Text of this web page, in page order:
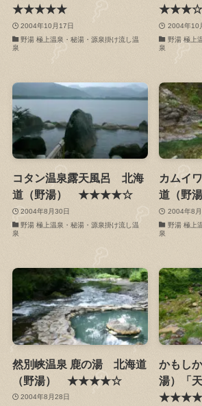
★★★★★
2004年10月17日
野湯 極上温泉・秘湯・源泉掛け流し温
泉
2004年10
野湯 極上
泉
コタン温泉露天風呂 北海
道（野湯） ★★★★☆
2004年8月30日
野湯 極上温泉・秘湯・源泉掛け流し温
泉
カムイ
道（
2004年8
野湯 極上
泉
然別峡温泉 鹿の湯 北海道
（野湯） ★★★★☆
2004年8月28日
かもし
湯）「